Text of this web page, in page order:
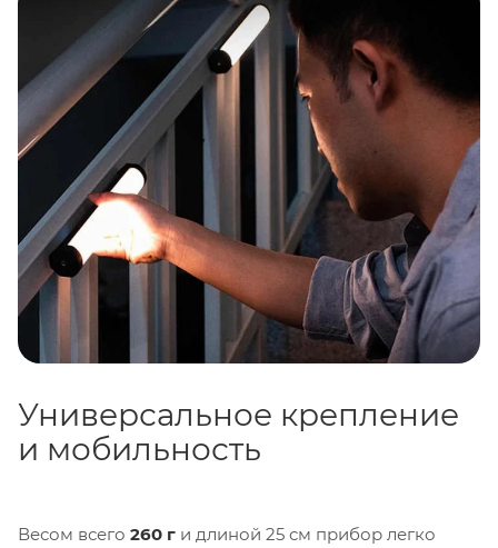
Также поддерживаются фирменные пульты
WS-RC-C1
(приобретаются отдельно), что удобно
при работе в многоприборных схемах.
Универсальное крепление
и мобильность
Весом всего 260 г и длиной 25 см прибор легко